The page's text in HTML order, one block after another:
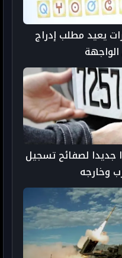
يعيد مطلب إدراج
جديدا لصفائح تسجيل
وخارجه